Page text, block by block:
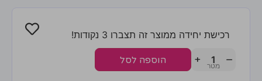
רכישת יחידה ממוצר זה תצברו 3 נקודות!
−
+ הוספה לסל